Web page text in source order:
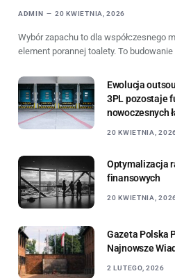
ADMIN 20 KWIETNIA, 2026
Wybór zapachu to dla współczesnego
element porannej toalety. To
Ewolucja
3PL pozostaje
nowoczesnych
20 KWIETNIA,
Optymalizacja
finansowych
20 KWIETNIA,
Gazeta Polska
Najnowsze
2 LUTEGO, 2026